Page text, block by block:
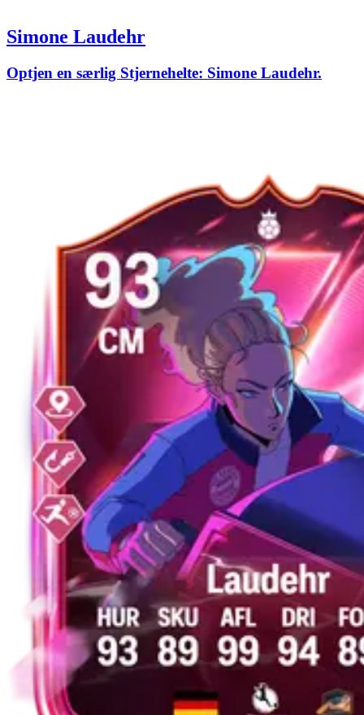
Simone Laudehr
Optjen en særlig Stjernehelte: Simone Laudehr.